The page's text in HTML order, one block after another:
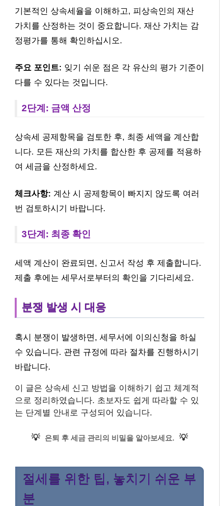
기본적인 상속세율을 이해하고, 피상속인의 재산
가치를 산정하는 것이 중요합니다. 재산 가치는 감
정평가를 통해 확인하십시오.
주요 포인트: 잊기 쉬운 점은 각 유산의 평가 기준이
다를 수 있다는 것입니다.
2단계: 금액 산정
상속세 공제항목을 검토한 후, 최종 세액을 계산합
니다. 모든 재산의 가치를 합산한 후 공제를 적용하
여 세금을 산정하세요.
체크사항: 계산 시 공제항목이 빠지지 않도록 여러
번 검토하시기 바랍니다.
3단계: 최종 확인
세액 계산이 완료되면, 신고서 작성 후 제출합니다.
제출 후에는 세무서로부터의 확인을 기다리세요.
분쟁 발생 시 대응
혹시 분쟁이 발생하면, 세무서에 이의신청을 하실
수 있습니다. 관련 규정에 따라 절차를 진행하시기
바랍니다.
이 글은 상속세 신고 방법을 이해하기 쉽고 체계적
으로 정리하였습니다. 초보자도 쉽게 따라할 수 있
는 단계별 안내로 구성되어 있습니다.
💡 은퇴 후 세금 관리의 비밀을 알아보세요. 💡
절세를 위한 팁, 놓치기 쉬운 부
분